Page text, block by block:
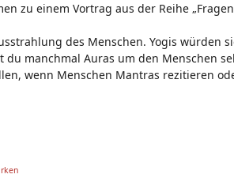
zu einem Vortrag aus der Reihe
des Menschen. Yogis würden
manchmal Auras um den Menschen
wenn Menschen Mantras rezitieren